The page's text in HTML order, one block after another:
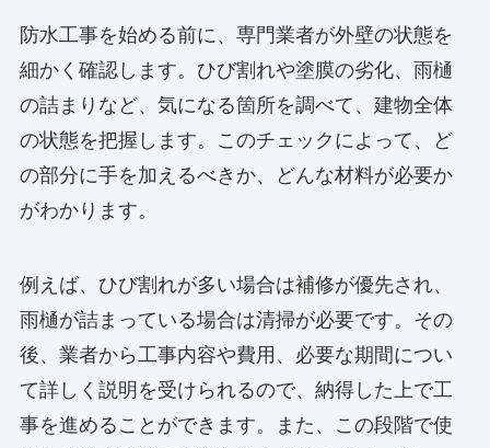
防水工事を始める前に、専門業者が外壁の状態を
細かく確認します。ひび割れや塗膜の劣化、雨樋
の詰まりなど、気になる箇所を調べて、建物全体
の状態を把握します。このチェックによって、ど
の部分に手を加えるべきか、どんな材料が必要か
がわかります。
例えば、ひび割れが多い場合は補修が優先され、
雨樋が詰まっている場合は清掃が必要です。その
後、業者から工事内容や費用、必要な期間につい
て詳しく説明を受けられるので、納得した上で工
事を進めることができます。また、この段階で使